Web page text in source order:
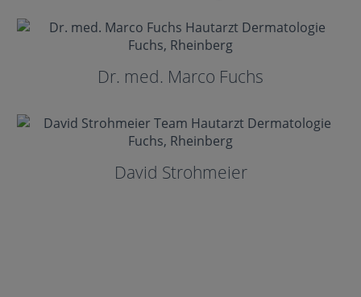
Dr. med. Marco Fuchs
David Strohmeier